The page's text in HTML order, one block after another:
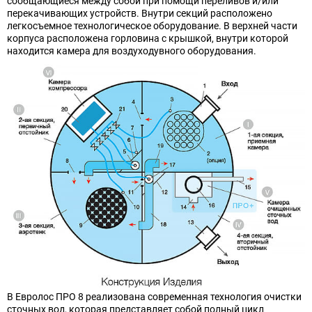
перекачивающих устройств. Внутри секций расположено
легкосъемное технологическое оборудование. В верхней части
корпуса расположена горловина с крышкой, внутри которой
находится камера для воздуходувного оборудования.
В Евролос ПРО 8 реализована современная технология очистки
сточных вод, которая представляет собой полный цикл